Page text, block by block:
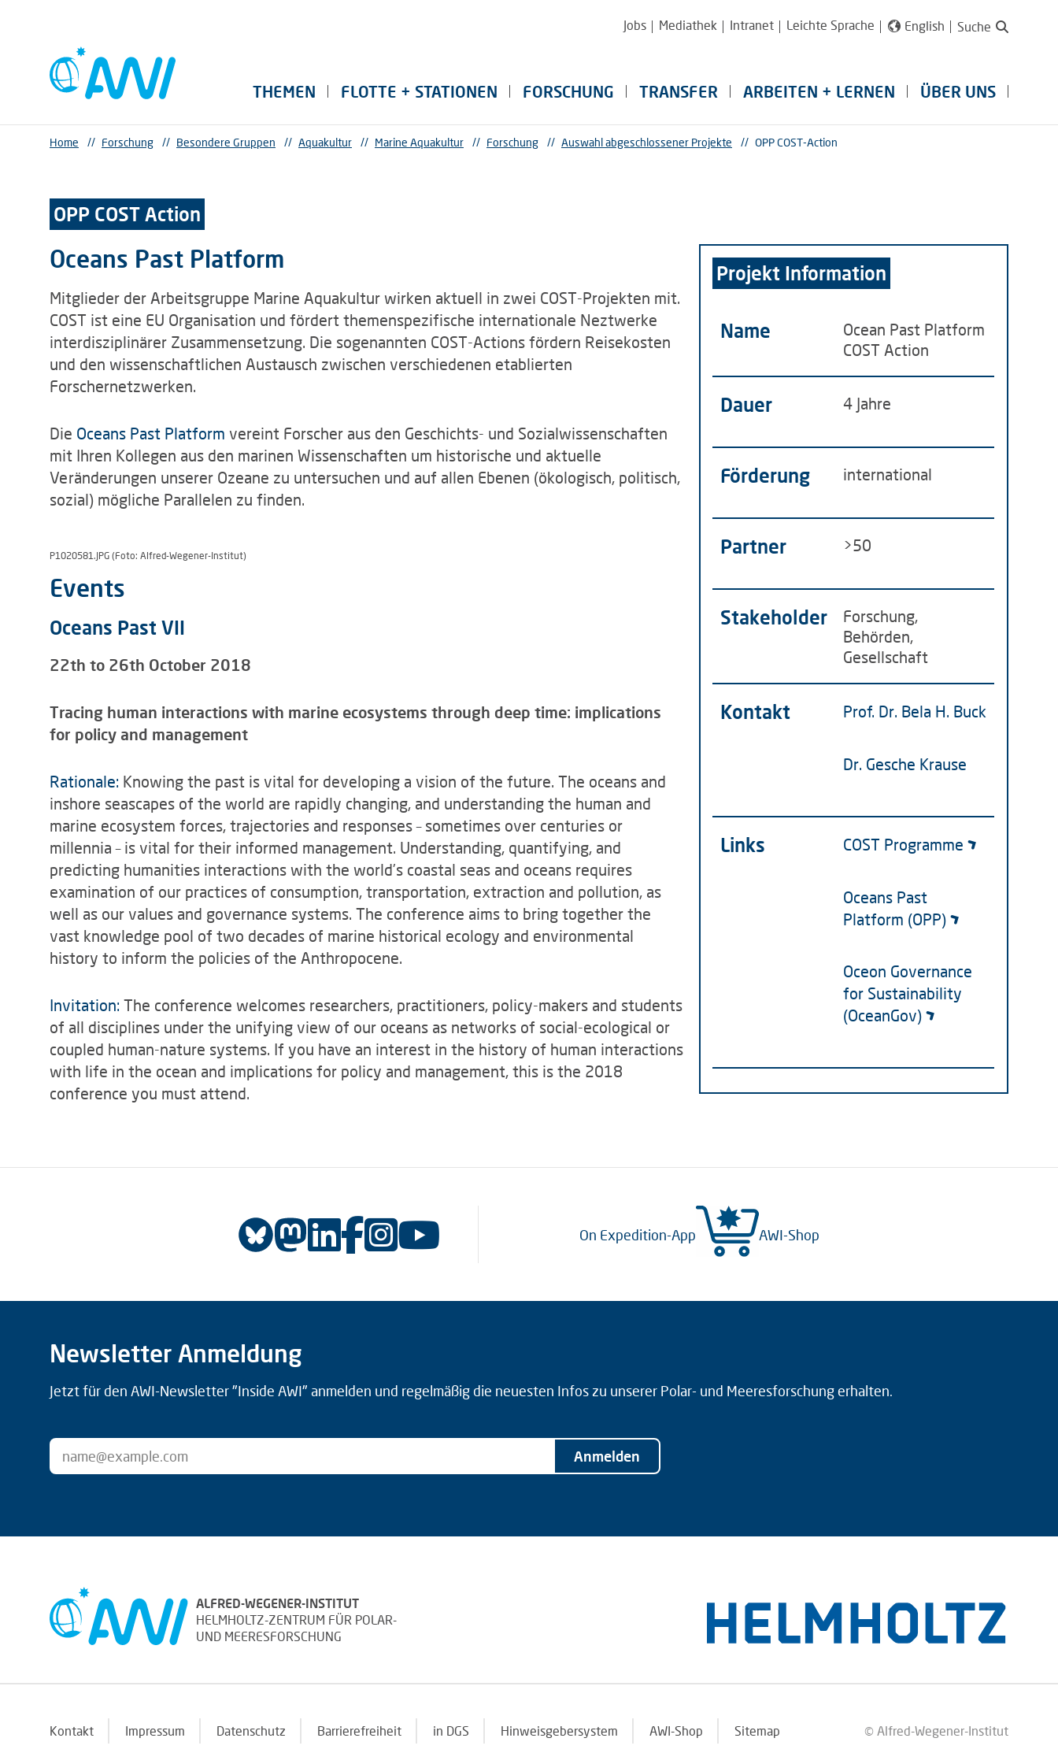
Jobs Mediathek Intranet Leichte Sprache English Suche
THEMEN FLOTTE + STATIONEN FORSCHUNG TRANSFER ARBEITEN + LERNEN ÜBER UNS
Home // Forschung // Besondere Gruppen // Aquakultur // Marine Aquakultur // Forschung // Auswahl abgeschlossener Projekte // OPP COST-Action
OPP COST Action
Oceans Past Platform
Mitglieder der Arbeitsgruppe Marine Aquakultur wirken aktuell in zwei COST-Projekten mit.
COST ist eine EU Organisation und fördert themenspezifische internationale Neztwerke
interdisziplinärer Zusammensetzung. Die sogenannten COST-Actions fördern Reisekosten
und den wissenschaftlichen Austausch zwischen verschiedenen etablierten
Forschernetzwerken.
Die Oceans Past Platform vereint Forscher aus den Geschichts- und Sozialwissenschaften
mit Ihren Kollegen aus den marinen Wissenschaften um historische und aktuelle
Veränderungen unserer Ozeane zu untersuchen und auf allen Ebenen (ökologisch, politisch,
sozial) mögliche Parallelen zu finden.
P1020581.JPG (Foto: Alfred-Wegener-Institut)
Events
Oceans Past VII
22th to 26th October 2018
Tracing human interactions with marine ecosystems through deep time: implications
for policy and management
Rationale: Knowing the past is vital for developing a vision of the future. The oceans and
inshore seascapes of the world are rapidly changing, and understanding the human and
marine ecosystem forces, trajectories and responses – sometimes over centuries or
millennia – is vital for their informed management. Understanding, quantifying, and
predicting humanities interactions with the world’s coastal seas and oceans requires
examination of our practices of consumption, transportation, extraction and pollution, as
well as our values and governance systems. The conference aims to bring together the
vast knowledge pool of two decades of marine historical ecology and environmental
history to inform the policies of the Anthropocene.
Invitation: The conference welcomes researchers, practitioners, policy-makers and students
of all disciplines under the unifying view of our oceans as networks of social-ecological or
coupled human-nature systems. If you have an interest in the history of human interactions
with life in the ocean and implications for policy and management, this is the 2018
conference you must attend.
Projekt Information
Name
Ocean Past Platform
COST Action
Dauer 4 Jahre
Förderung international
Partner >50
Stakeholder
Forschung,
Behörden,
Gesellschaft
Kontakt Prof. Dr. Bela H. Buck
Dr. Gesche Krause
Links COST Programme
Oceans Past
Platform (OPP)
Oceon Governance
for Sustainability
(OceanGov)
On Expedition-App AWI-Shop
Newsletter Anmeldung
Jetzt für den AWI-Newsletter "Inside AWI" anmelden und regelmäßig die neuesten Infos zu unserer Polar- und Meeresforschung erhalten.
Anmelden
ALFRED-WEGENER-INSTITUT
HELMHOLTZ-ZENTRUM FÜR POLAR-
UND MEERESFORSCHUNG
Kontakt Impressum Datenschutz Barrierefreiheit in DGS Hinweisgebersystem AWI-Shop Sitemap © Alfred-Wegener-Institut